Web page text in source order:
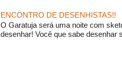
ENCONTRO DE DESENHISTAS!!
O Garatuja será uma noite com
desenhar! Você que sabe desenhar